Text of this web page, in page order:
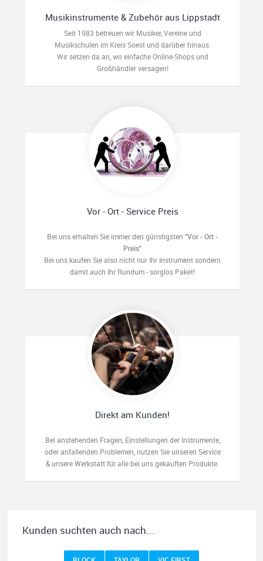
Musikinstrumente & Zubehör aus Lippstadt
Seit 1983 betreuen wir Musiker, Vereine und
Musikschulen im Kreis Soest und darüber hinaus.
Wir setzen da an, wo einfache Online-Shops und
Großhändler versagen!
Vor - Ort - Service Preis
Bei uns erhalten Sie immer den günstigsten "Vor - Ort -
Preis"
Bei uns kaufen Sie also nicht nur Ihr Instrument sondern
damit auch Ihr Rundum - sorglos Paket!
Direkt am Kunden!
Bei anstehenden Fragen, Einstellungen der Instrumente,
oder anfallenden Problemen, nutzen Sie unseren Service
& unsere Werkstatt für alle bei uns gekauften Produkte.
Kunden suchten auch nach...